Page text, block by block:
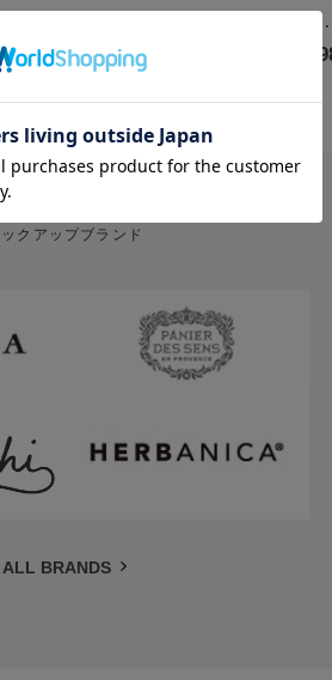
枚 カモ
￥7705枚 無香料
) アロマルー
ムミスト フ
￥
BRAND
ックアップブランド
ALL BRANDS